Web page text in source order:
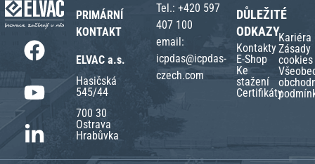
PRIMÁRNÍ
KONTAKT
ELVAC a.s.
Hasičská
545/44
700 30
Ostrava
Hrabůvka
Tel.:+420 597
407 100
email:
icpdas@icpdas-
czech.com
DŮLEŽITÉ
ODKAZY
Kontakty
E-Shop
Ke
stažení
Certifikáty
Kariéra
Zásady
cookies